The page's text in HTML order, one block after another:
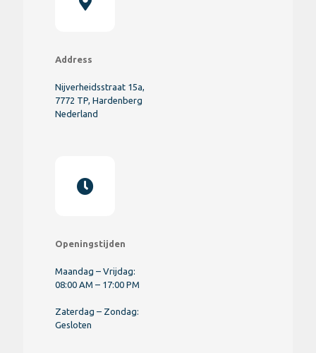
Address
Nijverheidsstraat 15a,
7772 TP, Hardenberg
Nederland
Openingstijden
Maandag – Vrijdag:
08:00 AM – 17:00 PM
Zaterdag – Zondag:
Gesloten